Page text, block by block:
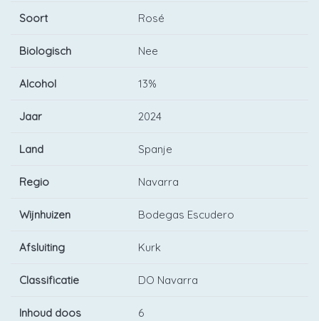
Soort Rosé
Biologisch Nee
Alcohol 13%
Jaar 2024
Land Spanje
Regio Navarra
Wijnhuizen Bodegas Escudero
Afsluiting Kurk
Classificatie DO Navarra
Inhoud doos 6